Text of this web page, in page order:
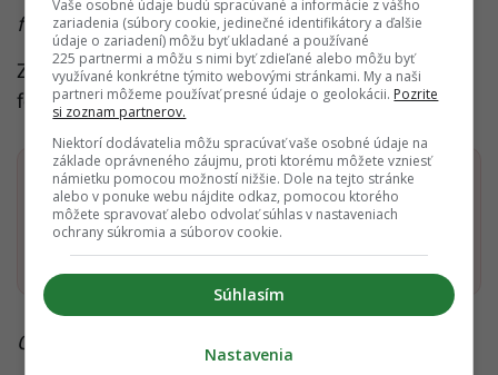
foto: kaboompics.com
Zdroj:medium.com, zdroj titulnej
fotografie: cdn.com
Dostaň Startitup do svojich Google odporúčaní
Pridať ako preferovaný zdroj
Startitup, odkaz sa otvorí v
Čítaj viac z kategórie:
Vaše osobné údaje budú spracúvané a informácie z vášho
zariadenia (súbory cookie, jedinečné identifikátory a ďalšie
údaje o zariadení) môžu byť ukladané a používané
225 partnermi a môžu s nimi byť zdieľané alebo môžu byť
využívané konkrétne týmito webovými stránkami. My a naši
partneri môžeme používať presné údaje o geolokácii. Pozrite
si zoznam partnerov.
Niektorí dodávatelia môžu spracúvať vaše osobné údaje na
základe oprávneného záujmu, proti ktorému môžete vzniesť
námietku pomocou možností nižšie. Dole na tejto stránke
alebo v ponuke webu nájdite odkaz, pomocou ktorého
môžete spravovať alebo odvolať súhlas v nastaveniach
ochrany súkromia a súborov cookie.
Súhlasím
Nastavenia